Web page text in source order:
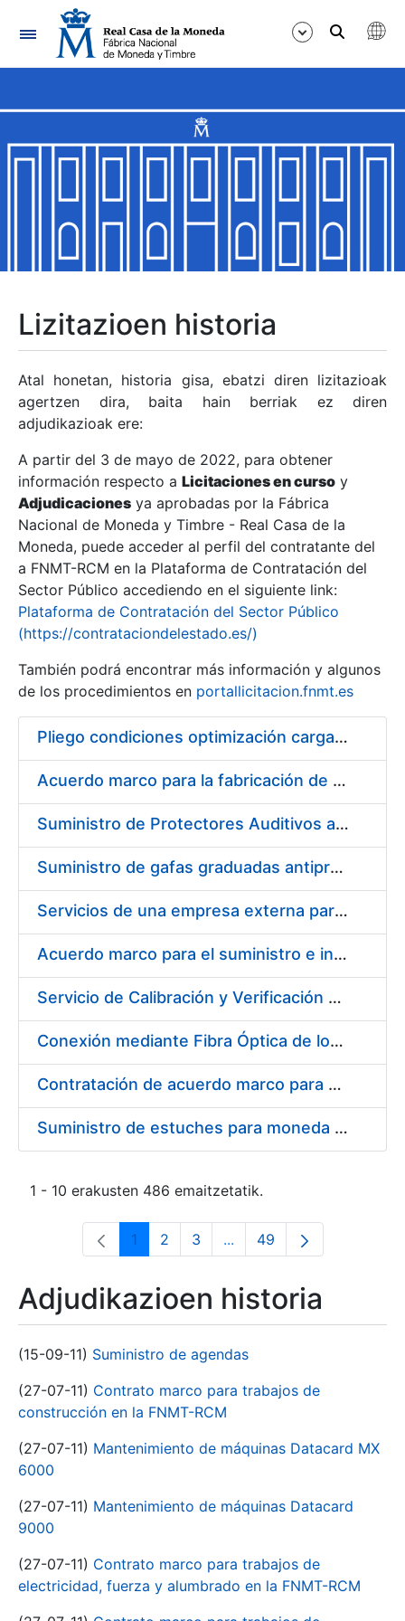
Nabigazioa
Erakutsi/Ezkutatu
Erakutsi/Ezkutatu
Erakutsi/Ezkutatu
Erakutsi/Ezkutatu
Erakutsi/Ezkutatu
Erakutsi/Ezkutatu
Erakutsi/Ezkutatu
Erakutsi/Ezkutatu
Lizitazioen historia
Atal honetan, historia gisa, ebatzi diren lizitazioak
agertzen dira, baita hain berriak ez diren
adjudikazioak ere:
A partir del 3 de mayo de 2022, para obtener
información respecto a Licitaciones en curso y
Adjudicaciones ya aprobadas por la Fábrica
Nacional de Moneda y Timbre - Real Casa de la
Moneda, puede acceder al perfil del contratante del
a FNMT-RCM en la Plataforma de Contratación del
Sector Público accediendo en el siguiente link:
Plataforma de Contratación del Sector Público
(https://contrataciondelestado.es/)
También podrá encontrar más información y algunos
de los procedimientos en portallicitacion.fnmt.es
Pliego condiciones optimización cargas compras firmado
Acuerdo marco para la fabricación de piezas
Suministro de Protectores Auditivos a medida para las personas trabajadoras de los Centros de Trabajo de Madrid y Burgos
Suministro de gafas graduadas antiproyecciones para los trabajadores de la FNMT-RCM en los centros de trabajo de Madrid y Burgos
Servicios de una empresa externa para el asesoramiento y resolución de los recursos de alzada que se presentan relacionados con procesos de selección para la FNMT-RCM
Acuerdo marco para el suministro e instalación de persianas, estores y otros complementos
Servicio de Calibración y Verificación Externa de los Equipos de Medición del Servicio de Prevención de la FNMT-RCM
Conexión mediante Fibra Óptica de los Centros de Proceso de Datos (CPDs) de las sedes de la FNMT-RCM de Burgos y Madrid
Contratación de acuerdo marco para el Suministro de Material de Electricidad para la Fábrica Nacional de Moneda y Timbre-Real Casa de la Moneda en su centro de trabajo de Burgos
Suministro de estuches para moneda de 30 €
1 - 10 erakusten 486 emaitzetatik.
Orrialdea
1 Orrialdea
2 Orrialdea
3 ...Intermediate Pages Use
Orrialdea
49
Adjudikazioen historia
(15-09-11) Suministro de agendas
(27-07-11) Contrato marco para trabajos de
construcción en la FNMT-RCM
(27-07-11) Mantenimiento de máquinas Datacard MX
6000
(27-07-11) Mantenimiento de máquinas Datacard
9000
(27-07-11) Contrato marco para trabajos de
electricidad, fuerza y alumbrado en la FNMT-RCM